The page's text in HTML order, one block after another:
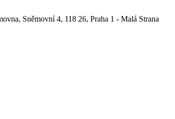
Sněmovní 4, 118 26, Praha 1 - Malá Strana